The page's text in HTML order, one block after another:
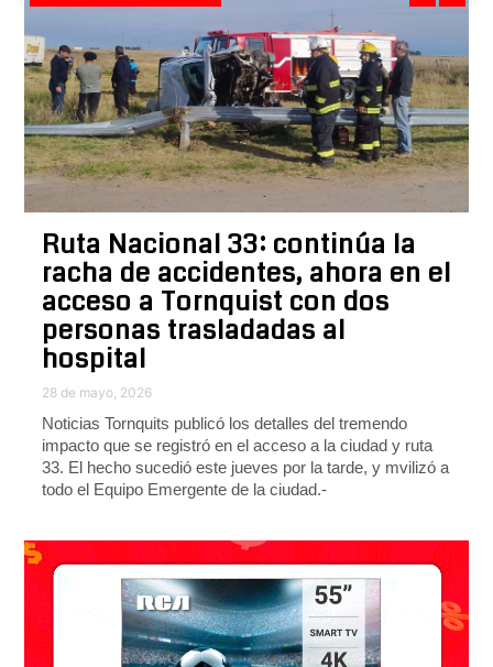
Ruta Nacional 33: continúa la
racha de accidentes, ahora en el
acceso a Tornquist con dos
personas trasladadas al
hospital
28 de mayo, 2026
Noticias Tornquits publicó los detalles del tremendo
impacto que se registró en el acceso a la ciudad y ruta
33. El hecho sucedió este jueves por la tarde, y mvilizó a
todo el Equipo Emergente de la ciudad.-